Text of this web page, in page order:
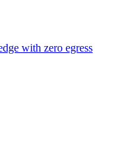
with zero egress